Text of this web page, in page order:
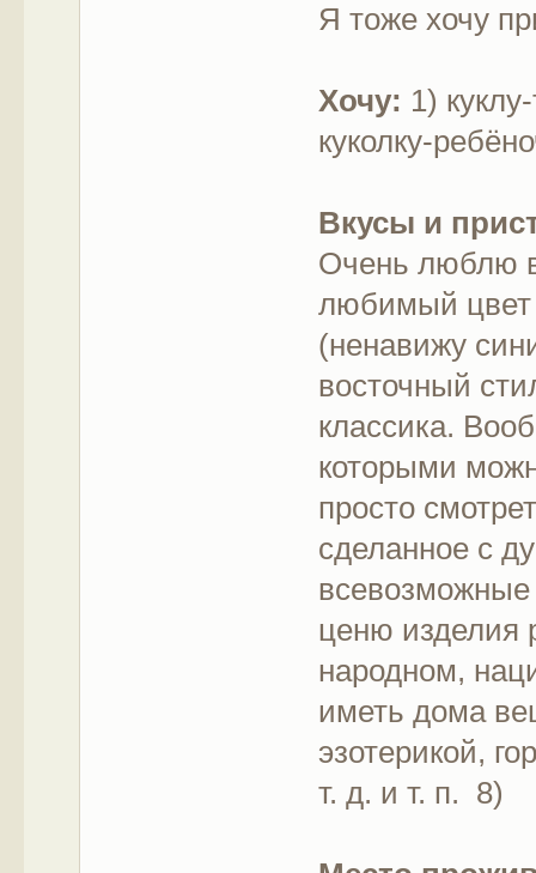
Я тоже хочу
Хочу: 1)
куколку-
Вкусы и
Очень люблю
любимый
(ненавижу
восточный
классика.
которыми
просто
сделанное с
ценю изделия
народном,
иметь дома
эзотерикой,
т. д. и т. п. 8)